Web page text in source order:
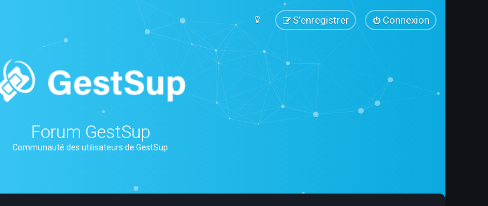
Connexion
S’enregistrer
Forum GestSup
Communauté des utilisateurs de GestSup